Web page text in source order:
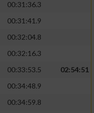
00:31:36.3
00:31:41.9
00:32:04.8
00:32:16.3
00:33:53.5
02:54:51
00:34:48.9
00:34:59.8